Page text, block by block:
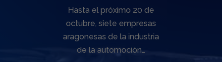
Hasta el próximo 20 de
octubre, siete empresas
aragonesas de la industria
de la automoción…